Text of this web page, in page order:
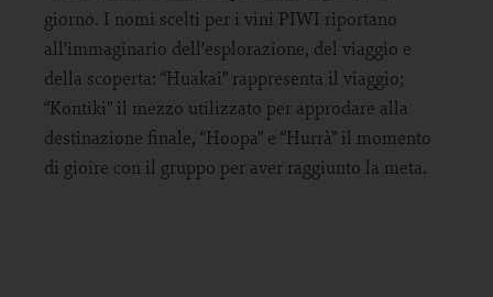
giorno. I nomi scelti per i vini PIWI riportano
all’immaginario dell’esplorazione, del viaggio e
della scoperta: “Huakai” rappresenta il viaggio;
“Kontiki” il mezzo utilizzato per approdare alla
destinazione finale, “Hoopa” e “Hurrà” il momento
di gioire con il gruppo per aver raggiunto la meta.